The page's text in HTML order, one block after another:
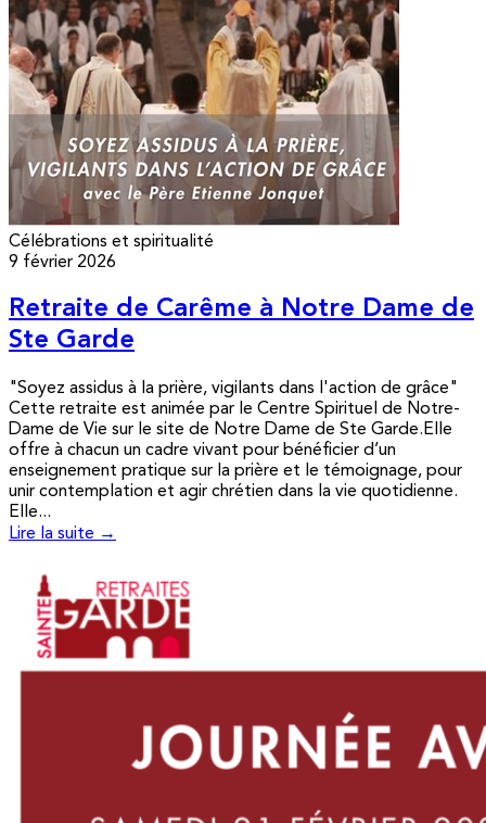
Célébrations et spiritualité
9 février 2026
Retraite de Carême à Notre Dame de
Ste Garde
"Soyez assidus à la prière, vigilants dans l'action de grâce"
Cette retraite est animée par le Centre Spirituel de Notre-
Dame de Vie sur le site de Notre Dame de Ste Garde.Elle
offre à chacun un cadre vivant pour bénéficier d’un
enseignement pratique sur la prière et le témoignage, pour
unir contemplation et agir chrétien dans la vie quotidienne.
Elle...
Lire la suite →